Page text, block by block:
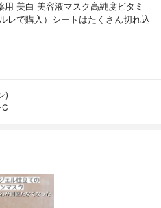
美白 美容液マスク高純度ビタミ
レで購入）⁡シートはたくさん切れ込
)
C